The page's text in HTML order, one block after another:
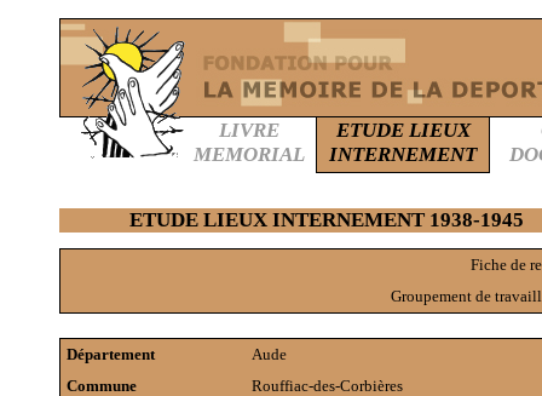
LIVRE
MEMORIAL
ETUDE LIEUX
INTERNEMENT
ETUDE LIEUX INTERNEMENT 1938-1945
Fiche de
Groupement de
Département
Aude
Commune
Rouffiac-des-Corbières